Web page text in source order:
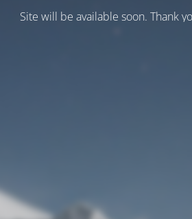
Site will be available soon. Thank